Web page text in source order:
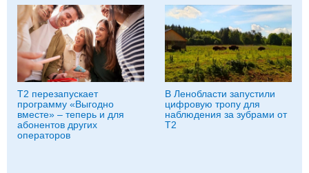
Т2 перезапускает
программу «Выгодно
вместе» – теперь и для
абонентов других
операторов
В Ленобласти запустили
цифровую тропу для
наблюдения за зубрами от
Т2